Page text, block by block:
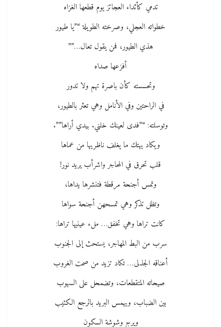
تدمي كأثداء العجائز يوم قطعها الغزاه
خطواته العجلي، وصرخته الطويلة “”يا طيور
هذي الطيور، فمن يقول تعال…””
أفزعها صداه
وتحسسته كأن باصرة تهم ولا تدور
في الراحتين وفي الأنامل وهي تعثر بالطيور،
وتوسلته: “”فدى لعينك خلني. بيدي أراها””.
ويكاد يهتك ما يغلف ناظريها من عماها
قلب تحرق في المحاجر واشرأب يريد نور!
وتمس أجنحة مرقطة فتنشرها يداها،
وتظل تذكر وهي تمسحهن أجنحة سواها
كانت تراها وهي تخفق… ملء عينيها تراها:
سرب من البط المهاجر، يستحث إلى الجنوب
أعناقه الجذلى… تكاد تزيد من صمت الغروب
صيحاته المتقطعات، وتضمحل على السهوب
بين الضباب، ويهمس البريد بالرجع الكئيب
ويرج وشوشة السكون